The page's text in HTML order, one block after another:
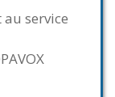
service